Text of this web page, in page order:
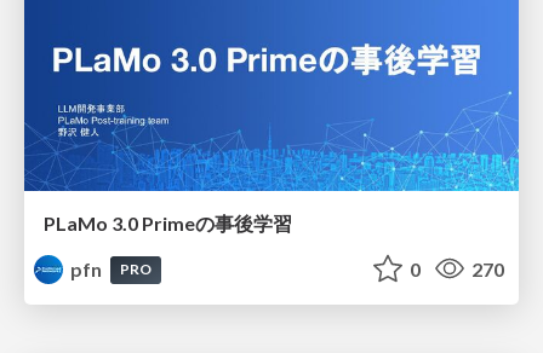
PLaMo 3.0 Primeの事後学習
pfn
PRO 0 270